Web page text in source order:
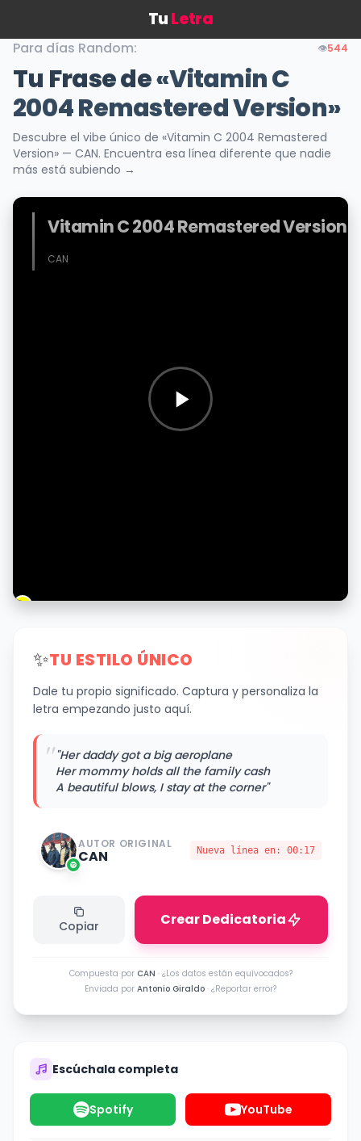
TuLetra
Para días Random: 👁️544
Tu Frase de«Vitamin C
2004 Remastered Version»
Descubre el vibe único de «Vitamin C 2004 Remastered
Version» — CAN. Encuentra esa línea diferente que nadie
más está subiendo →
Vitamin C 2004 Remastered Version
CAN
✨TU ESTILO ÚNICO
Dale tu propio significado. Captura y personaliza la
letra empezando justo aquí.
""Her daddy got a big aeroplane
Her mommy holds all the family cash
A beautiful blows, I stay at the corner"
AUTOR ORIGINAL
CAN Nueva línea en: 00:17
Copiar Crear Dedicatoria
Compuesta por CAN · ¿Los datos están equivocados?
Enviada por Antonio Giraldo · ¿Reportar error?
Escúchala completa
Spotify YouTube